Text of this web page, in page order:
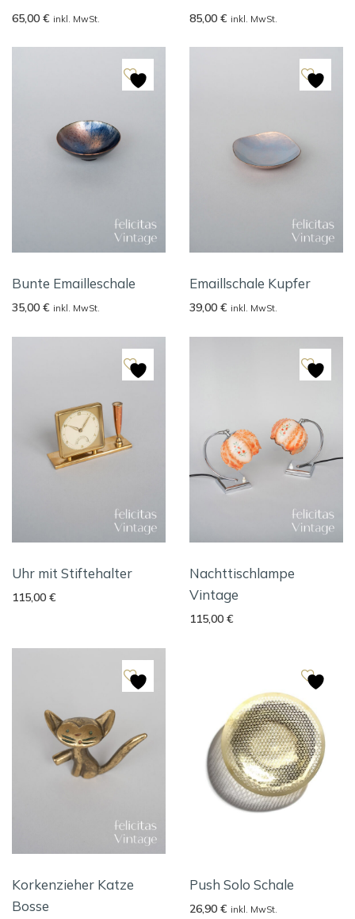
65,00 € inkl. MwSt. 85,00 € inkl. MwSt.
Bunte Emailleschale
35,00 € inkl. MwSt.
Emaillschale Kupfer
39,00 € inkl. MwSt.
Uhr mit Stiftehalter
115,00 €
Nachttischlampe
Vintage
115,00 €
Korkenzieher Katze
Bosse
Push Solo Schale
26,90 € inkl. MwSt.